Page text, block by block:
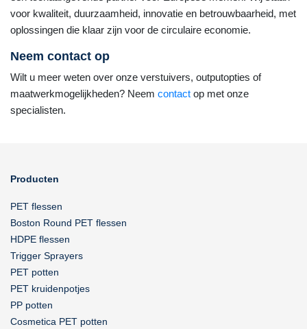
voor kwaliteit, duurzaamheid, innovatie en betrouwbaarheid, met
oplossingen die klaar zijn voor de circulaire economie.
Neem contact op
Wilt u meer weten over onze verstuivers, outputopties of
maatwerkmogelijkheden? Neem contact op met onze
specialisten.
Producten
PET flessen
Boston Round PET flessen
HDPE flessen
Trigger Sprayers
PET potten
PET kruidenpotjes
PP potten
Cosmetica PET potten